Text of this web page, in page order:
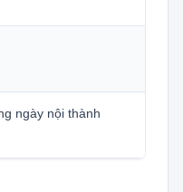
ngày nội thành